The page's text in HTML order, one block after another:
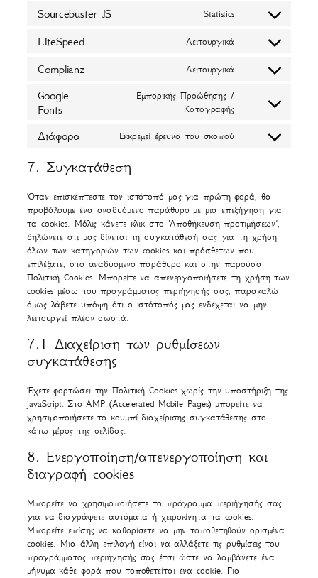
Sourcebuster JS Statistics
Consent
LiteSpeed Λειτουργικά
Consent
Complianz Λειτουργικά
Consent
Google
Fonts
Εμπορικής Προώθησης /
Καταγραφής
Consent
Διάφορα Εκκρεμεί έρευνα του σκοπού
Consent
7. Συγκατάθεση
Όταν επισκέπτεστε τον ιστότοπό μας για πρώτη φορά, θα
προβάλουμε ένα αναδυόμενο παράθυρο με μια επεξήγηση για
τα cookies. Μόλις κάνετε κλικ στο ‘Αποθήκευση προτιμήσεων’,
δηλώνετε ότι μας δίνεται τη συγκατάθεσή σας για τη χρήση
όλων των κατηγοριών των cookies και πρόσθετων που
επιλέξατε, στο αναδυόμενο παράθυρο και στην παρούσα
Πολιτική Cookies. Μπορείτε να απενεργοποιήσετε τη χρήση των
cookies μέσω του προγράμματος περιήγησής σας, παρακαλώ
όμως λάβετε υπόψη ότι ο ιστότοπός μας ενδέχεται να μην
λειτουργεί πλέον σωστά.
7.1 Διαχείριση των ρυθμίσεων
συγκατάθεσης
Έχετε φορτώσει την Πολιτική Cookies χωρίς την υποστήριξη της
javaScript. Στο AMP (Accelerated Mobile Pages) μπορείτε να
χρησιμοποιήσετε το κουμπί διαχείρισης συγκατάθεσης στο
κάτω μέρος της σελίδας.
8. Ενεργοποίηση/απενεργοποίηση και
διαγραφή cookies
Μπορείτε να χρησιμοποιήσετε το πρόγραμμα περιήγησής σας
για να διαγράψετε αυτόματα ή χειροκίνητα τα cookies.
Μπορείτε επίσης να καθορίσετε να μην τοποθετηθούν ορισμένα
cookies. Μια άλλη επιλογή είναι να αλλάξετε τις ρυθμίσεις του
προγράμματος περιήγησής σας έτσι ώστε να λαμβάνετε ένα
μήνυμα κάθε φορά που τοποθετείται ένα cookie. Για